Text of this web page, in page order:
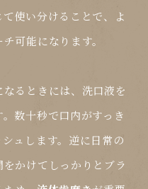
使い分けることで、よ
可能になります。
るときには、 洗口液を
数十秒で口内がすっき
ュします。逆に日常の
かけてしっかりとブラ